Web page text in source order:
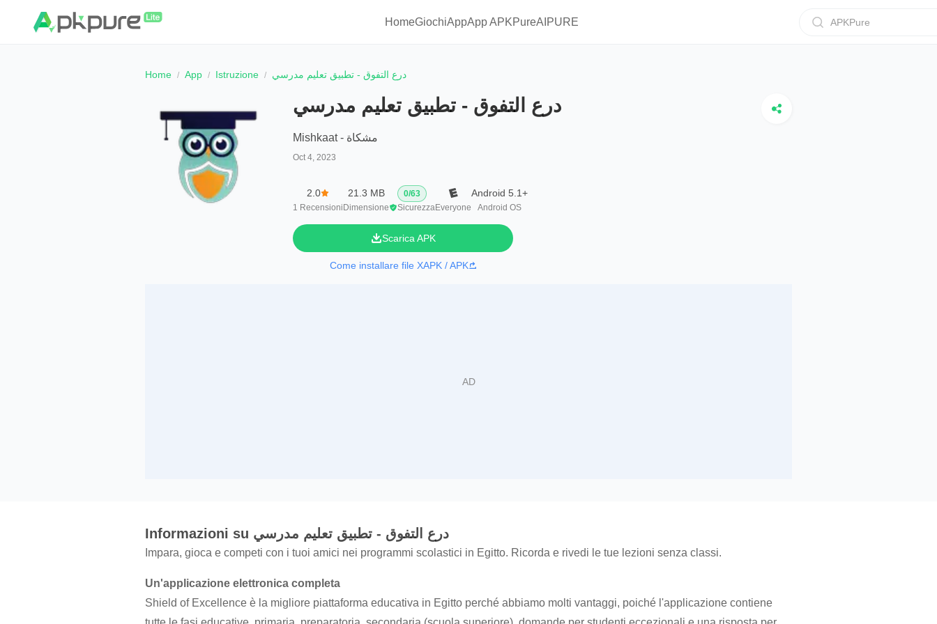
HomeGiochiAppApp APKPureAIPURE APKPure
Home App Istruzione درع التفوق - تطبيق تعليم مدرسي
درع التفوق - تطبيق تعليم مدرسي
Mishkaat - مشكاة
Oct 4, 2023
2.0
1 Recensioni
21.3 MB
Dimensione
0/63
SicurezzaEveryone
Android 5.1+
Android OS
Scarica APK
Come installare file XAPK / APK
Informazioni su درع التفوق - تطبيق تعليم مدرسي
Impara, gioca e competi con i tuoi amici nei programmi scolastici in Egitto. Ricorda e rivedi le tue lezioni senza classi.
Un'applicazione elettronica completa
Shield of Excellence è la migliore piattaforma educativa in Egitto perché abbiamo molti vantaggi, poiché l'applicazione contiene